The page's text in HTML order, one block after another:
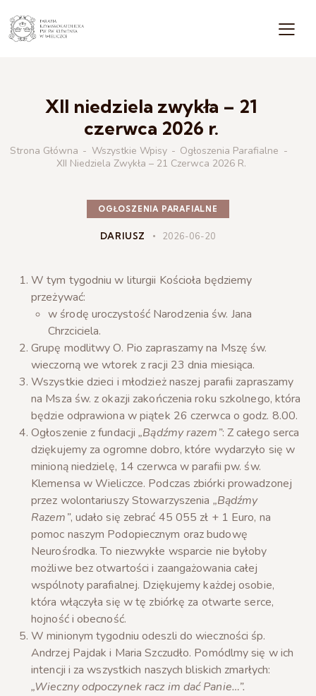
XII niedziela zwykła – 21
czerwca 2026 r.
Strona Główna Wszystkie Wpisy
Ogłoszenia Parafialne
XII Niedziela Zwykła – 21 Czerwca 2026 R.
OGŁOSZENIA PARAFIALNE
DARIUSZ 2026-06-20
W tym tygodniu w liturgii Kościoła będziemy
przeżywać:
w środę uroczystość Narodzenia św. Jana
Chrzciciela.
Grupę modlitwy O. Pio zapraszamy na Mszę św.
wieczorną we wtorek z racji 23 dnia miesiąca.
Wszystkie dzieci i młodzież naszej parafii zapraszamy
na Msza św. z okazji zakończenia roku szkolnego, która
będzie odprawiona w piątek 26 czerwca o godz. 8.00.
Ogłoszenie z fundacji„Bądźmy razem”: Z całego serca
dziękujemy za ogromne dobro, które wydarzyło się w
minioną niedzielę, 14 czerwca w parafii pw. św.
Klemensa w Wieliczce. Podczas zbiórki prowadzonej
przez wolontariuszy Stowarzyszenia „Bądźmy
Razem”, udało się zebrać 45 055 zł + 1 Euro, na
pomoc naszym Podopiecznym oraz budowę
Neurośrodka. To niezwykłe wsparcie nie byłoby
możliwe bez otwartości i zaangażowania całej
wspólnoty parafialnej. Dziękujemy każdej osobie,
która włączyła się w tę zbiórkę za otwarte serce,
hojność i obecność.
W minionym tygodniu odeszli do wieczności śp.
Andrzej Pajdak i Maria Szczudło. Pomódlmy się w ich
intencji i za wszystkich naszych bliskich zmarłych:
„Wieczny odpoczynek racz im dać Panie…”.